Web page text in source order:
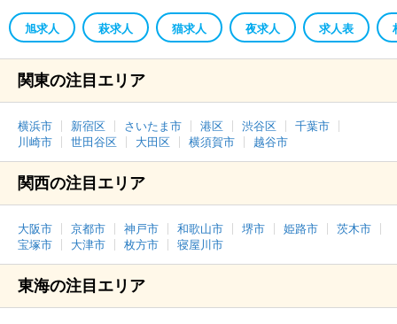
旭求人 萩求人 猫求人 夜求人 求人表
関東の注目エリア
横浜市 新宿区 さいたま市 港区 渋谷区
千葉市
川崎市
世田谷区 大田区 横須賀市 越谷市
関西の注目エリア
大阪市 京都市 神戸市 和歌山市 堺市 姫路市
茨木市
宝塚市
大津市 枚方市 寝屋川市
東海の注目エリア